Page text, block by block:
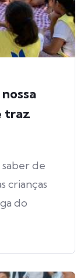
traz
de
crianças
do